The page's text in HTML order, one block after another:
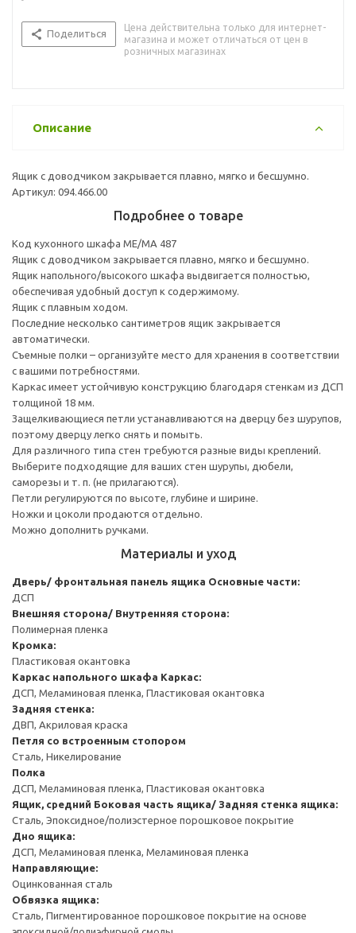
Поделиться
Цена действительна только для интернет-
магазина и может отличаться от цен в
розничных магазинах
Описание
Ящик с доводчиком закрывается плавно, мягко и бесшумно.
Артикул: 094.466.00
Подробнее о товаре
Код кухонного шкафа ME/MA 487
Ящик с доводчиком закрывается плавно, мягко и бесшумно.
Ящик напольного/высокого шкафа выдвигается полностью,
обеспечивая удобный доступ к содержимому.
Ящик с плавным ходом.
Последние несколько сантиметров ящик закрывается
автоматически.
Съемные полки – организуйте место для хранения в соответствии
с вашими потребностями.
Каркас имеет устойчивую конструкцию благодаря стенкам из ДСП
толщиной 18 мм.
Защелкивающиеся петли устанавливаются на дверцу без шурупов,
поэтому дверцу легко снять и помыть.
Для различного типа стен требуются разные виды креплений.
Выберите подходящие для ваших стен шурупы, дюбели,
саморезы и т. п. (не прилагаются).
Петли регулируются по высоте, глубине и ширине.
Ножки и цоколи продаются отдельно.
Можно дополнить ручками.
Материалы и уход
Дверь/ фронтальная панель ящика Основные части:
ДСП
Внешняя сторона/ Внутренняя сторона:
Полимерная пленка
Кромка:
Пластиковая окантовка
Каркас напольного шкафа Каркас:
ДСП, Меламиновая пленка, Пластиковая окантовка
Задняя стенка:
ДВП, Акриловая краска
Петля со встроенным стопором
Сталь, Никелирование
Полка
ДСП, Меламиновая пленка, Пластиковая окантовка
Ящик, средний Боковая часть ящика/ Задняя стенка ящика:
Сталь, Эпоксидное/полиэстерное порошковое покрытие
Дно ящика:
ДСП, Меламиновая пленка, Меламиновая пленка
Направляющие:
Оцинкованная сталь
Обвязка ящика:
Сталь, Пигментированное порошковое покрытие на основе